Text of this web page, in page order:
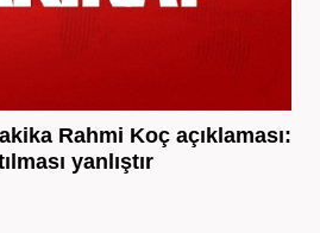
Rahmi Koç açıklaması:
yanlıştır